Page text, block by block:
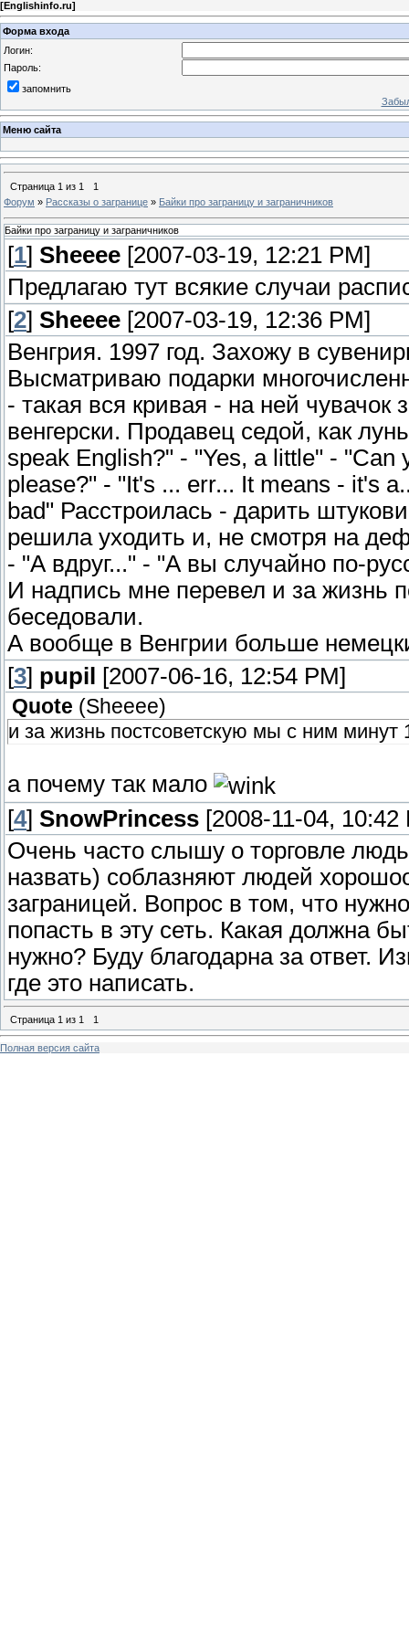
[Englishinfo.ru]
Форма входа
Логин:
Пароль:
запомнить
Меню сайта
Страница 1 из 1
1
Форум » Рассказы о загранице » Байки про заграницу и заграничников
Байки про заграницу и заграничников
[1] Sheeee [2007-03-19, 12:21 PM]
Предлагаю тут всякие случаи
[2] Sheeee [2007-03-19, 12:36 PM]
Венгрия. 1997 год. Захожу в
Высматриваю подарки
- такая вся кривая - на ней
венгерски. Продавец седой, как
speak English?" - "Yes, a little" -
please?" - "It's ... err... It means - it's
bad" Расстроилась - дарить
решила уходить и, не смотря на
- "А вдруг..." - "А вы случайно по-
И надпись мне перевел и за жизнь
беседовали.
А вообще в Венгрии больше
[3] pupil [2007-06-16, 12:54 PM]
Quote (Sheeee)
и за жизнь постсоветскую мы с ним минут
а почему так мало
[4] SnowPrincess [2008-11-04, 10:42
Очень часто слышу о торговле
назвать) соблазняют людей
заграницей. Вопрос в том, что
попасть в эту сеть. Какая должна
нужно? Буду благодарна за ответ.
где это написать.
Страница 1 из 1 1
Полная версия сайта